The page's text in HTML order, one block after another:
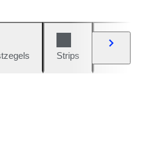
Strips